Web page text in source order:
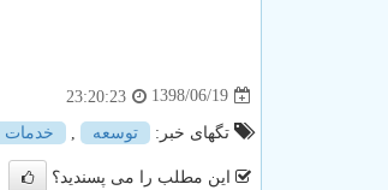
1398/06/19
23:20:23
تگهای خبر: توسعه خدمات
این مطلب را می پسندید؟